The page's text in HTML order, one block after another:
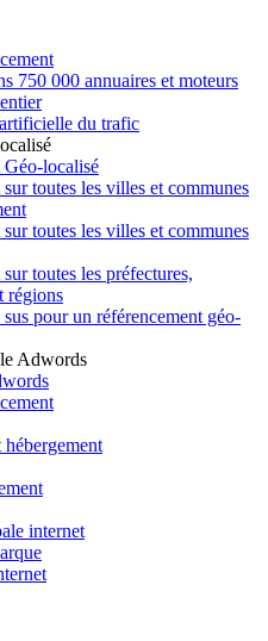
750 000 annuaires et moteurs
du trafic
Géo-localisé
toutes les villes et communes
toutes les villes et communes
toutes les préfectures,
régions
pour un référencement géo-
Adwords
internet